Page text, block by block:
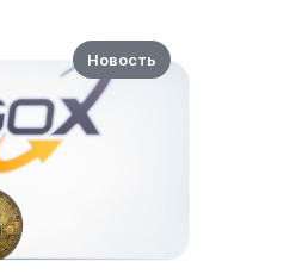
Новость